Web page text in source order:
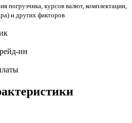
погрузчика, курсов валют, комплектации,
и других факторов
ин